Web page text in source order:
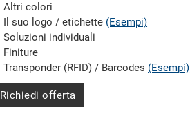
Altri colori
Il suo logo / etichette (Esempi)
Soluzioni individuali
Finiture
Transponder (RFID) / Barcodes (Esempi)
Richiedi offerta